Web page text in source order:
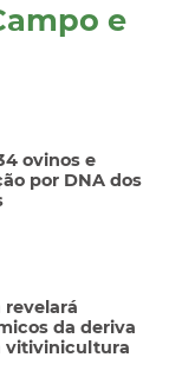
e
ovinos e
por DNA dos
revelará
da deriva
vitivinicultura